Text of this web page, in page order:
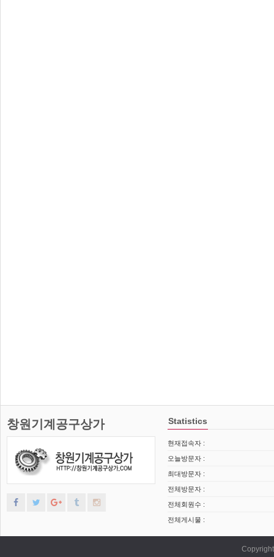
창원기계공구상가 Statistics
현재접속자 :
오늘방문자 :
최대방문자 :
전체방문자 :
전체회원수 :
전체게시물 :